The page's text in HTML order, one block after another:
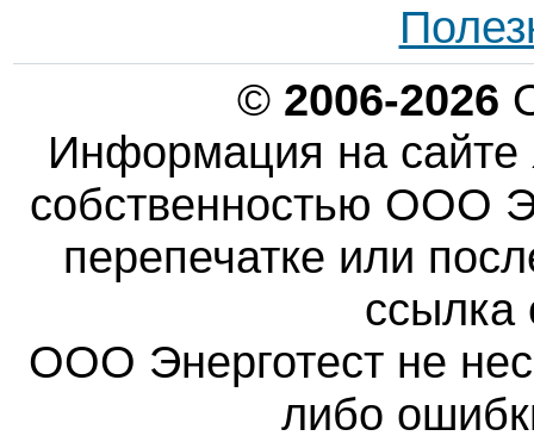
© 2006-2026
Информация на сайте
собственностью ООО
перепечатке или
ссылка
ООО Энерготест не
либо